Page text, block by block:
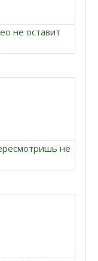
не оставит
не